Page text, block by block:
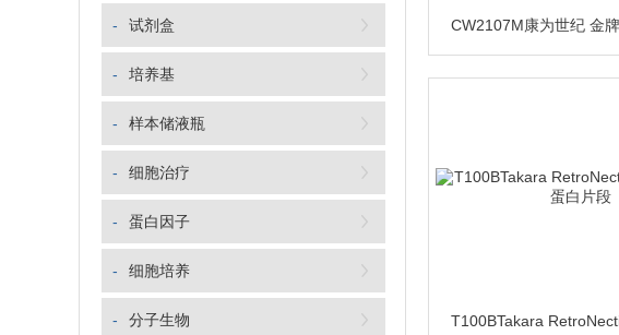
- 试剂盒
- 培养基
- 样本储液瓶
- 细胞治疗
- 蛋白因子
- 细胞培养
- 分子生物